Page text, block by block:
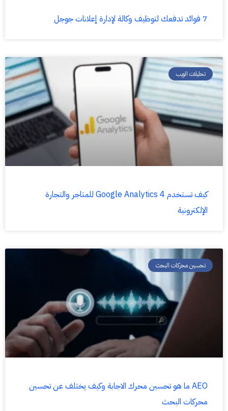
7 فوائد تدفعك لتوظيف وكالة لإدارة إعلانات جوجل
تحليلات الويب
كيف تستخدم Google Analytics 4 للمتاجر والتجارة
الإلكترونية
تحسين محركات البحث
AEO ما هو تحسين محرك الاجابة وكيف يختلف عن تحسين
محركات البحث